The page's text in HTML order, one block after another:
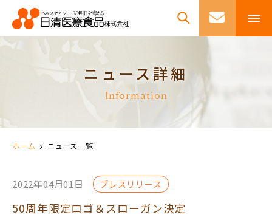
ニュース詳細
Information
ホーム ニュース一覧
2022年04月01日 プレスリリース
50周年限定ロゴ＆スローガン決定